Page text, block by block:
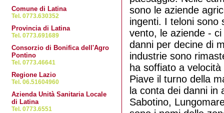
Littoria Scalo
Le Ferriere
Tor Tre Ponti
Comune di Latina
Tel. 0773.630352
Provincia di Latina
Tel. 0773.691689
Consorzio di Bonifica dell'Agro
Pontino
Tel. 0773.46641
Regione Lazio
Tel. 06.51604960
Azienda Unità Sanitaria Locale
di Latina
Tel. 0773.6551
sono le aziende
ingenti. I teloni sono
vento, le aziende -
danni per decine di
industrie sono
ha soffiato a
Piave il turno della
la conta dei danni in
Sabotino,